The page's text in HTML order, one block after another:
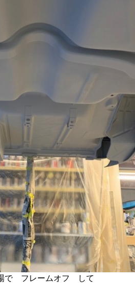
で フレームオフ して